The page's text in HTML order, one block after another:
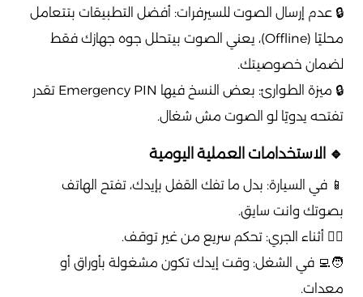
🔒 عدم إرسال الصوت للسيرفرات: أفضل التطبيقات بتتعامل
محليًا (Offline)، يعني الصوت بيتحلل جوه جهازك فقط
لضمان خصوصيتك.
🔒 ميزة الطوارئ: بعض النسخ فيها Emergency PIN تقدر
تفتحه يدويًا لو الصوت مش شغال.
🔹 الاستخدامات العملية اليومية
📱 في السيارة: بدل ما تفك القفل بإيدك، تفتح الهاتف
بصوتك وانت سايق.
🏃‍♀️ أثناء الجري: تحكم سريع من غير توقف.
🧑‍💻 في الشغل: وقت إيدك تكون مشغولة بأوراق أو
معدات.